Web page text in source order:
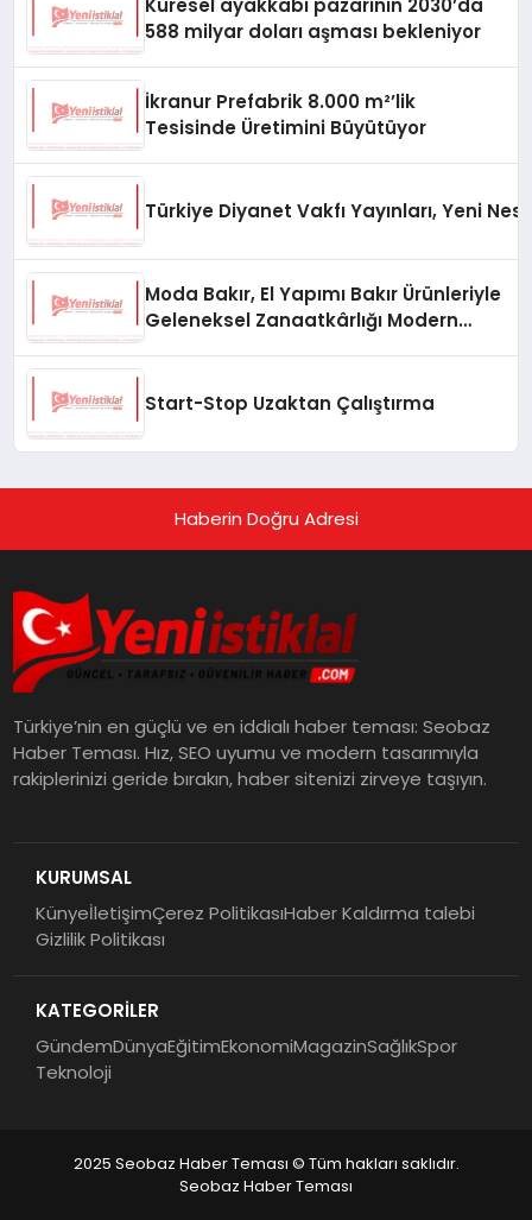
Küresel ayakkabı pazarının 2030’da
588 milyar doları aşması bekleniyor
İkranur Prefabrik 8.000 m²’lik
Tesisinde Üretimini Büyütüyor
Türkiye Diyanet Vakfı Yayınları, Yeni
Moda Bakır, El Yapımı Bakır Ürünleriyle
Geleneksel Zanaatkârlığı Modern
Start-Stop Uzaktan Çalıştırma
Haberin Doğru Adresi
Türkiye’nin en güçlü ve en iddialı haber teması: Seobaz
Haber Teması. Hız, SEO uyumu ve modern tasarımıyla
rakiplerinizi geride bırakın, haber sitenizi zirveye taşıyın.
KURUMSAL
KünyeİletişimÇerez PolitikasıHaber Kaldırma talebi
Gizlilik Politikası
KATEGORİLER
GündemDünyaEğitimEkonomiMagazinSağlıkSpor
Teknoloji
2025 Seobaz Haber Teması © Tüm hakları saklıdır.
Seobaz Haber Teması